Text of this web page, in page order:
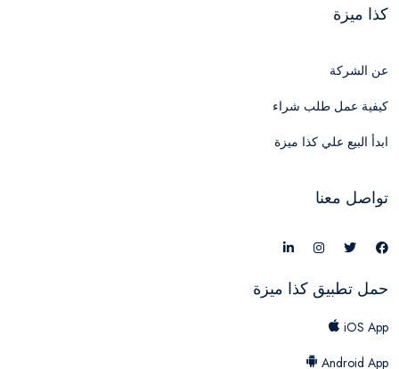
كذا ميزة
عن الشركة
كيفية عمل طلب شراء
ابدأ البيع علي كذا ميزة
تواصل معنا
حمل تطبيق كذا ميزة
iOS App
Android App